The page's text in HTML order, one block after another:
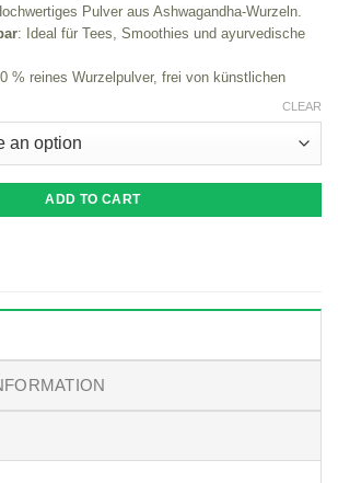
Pulver aus Ashwagandha-Wurzeln.
: Ideal für Tees, Smoothies und ayurvedische
% reines Wurzelpulver, frei von künstlichen
CLEAR
ADD TO CART